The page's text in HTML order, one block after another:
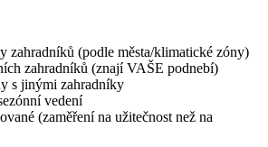
zahradníků (podle města/klimatické zóny)
zahradníků (znají VAŠE podnebí)
s jinými zahradníky
vedení
(zaměření na užitečnost než na